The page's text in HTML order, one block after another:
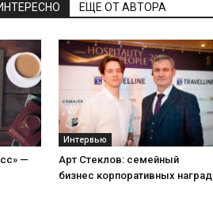
ЕЩЕ ОТ АВТОРА
—
Интервью
Арт Стеклов: семейный
бизнес корпоративных наград